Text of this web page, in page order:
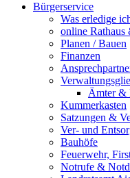
Bürgerservice
Was erledige
online Rathaus
Planen / Bauen
Finanzen
Ämter &
Kummerkasten
Satzungen &
Ver- und
Bauhöfe
Feuerwehr,
Notrufe &